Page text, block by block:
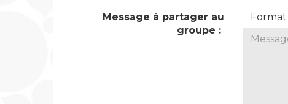
Message à partager au
groupe :
Format